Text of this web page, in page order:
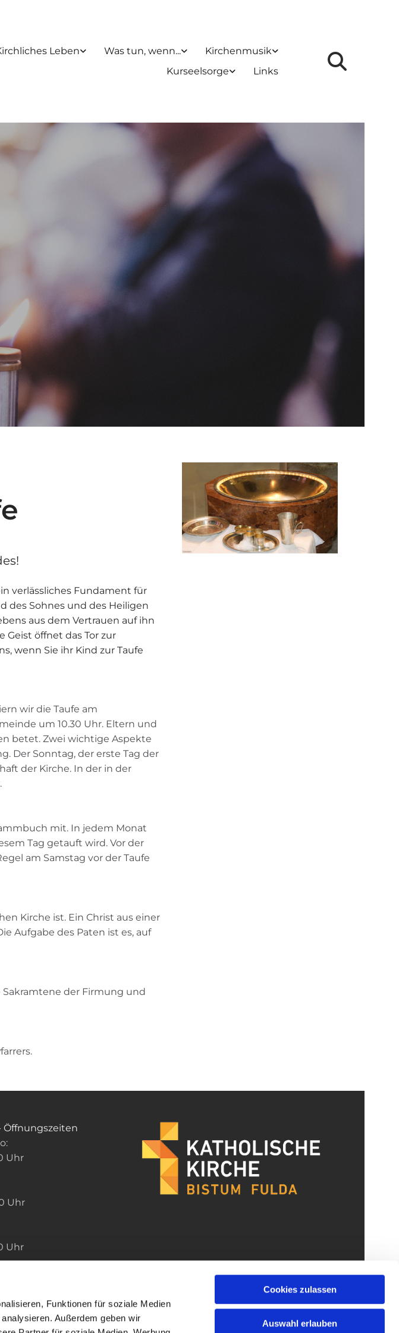
Funktionen für soziale Medien
Außerdem geben wir
Cookies zulassen
Auswahl erlauben
Leben Was tun, wenn...
Kirchenmusik
Kurseelsorge
Links
verlässliches Fundament für
des Sohnes und des Heiligen
aus dem Vertrauen auf ihn
Geist öffnet das Tor zur
wenn Sie ihr Kind zur Taufe
wir die Taufe am
um 10.30 Uhr. Eltern und
betet. Zwei wichtige Aspekte
Der Sonntag, der erste Tag der
der Kirche. In der in der
mit. In jedem Monat
Tag getauft wird. Vor der
am Samstag vor der Taufe
Kirche ist. Ein Christ aus einer
Aufgabe des Paten ist es, auf
Sakramtene der Firmung und
Öffnungszeiten
Uhr
Uhr
Uhr